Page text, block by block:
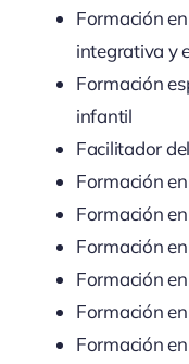
Formación
integrativa y
Formación
infantil
Facilitador
Formación
Formación
Formación
Formación
Formación
Formación